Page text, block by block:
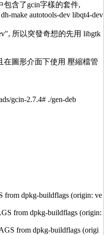
含了gcin字樣的套件,
make autotools-dev libqt4-dev
所以突發奇想的先用 libgtk
在圖形介面下使用 壓縮檔管
gcin-2.7.4# ./gen-deb
from dpkg-buildflags (origin: ve
from dpkg-buildflags (origin:
from dpkg-buildflags (origi